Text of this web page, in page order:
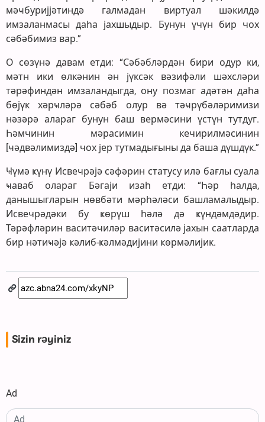
мәҹбуријјәтиндә галмадан виртуал шәкилдә
имзаланмасы даһа јахшыдыр. Бунун үчүн бир чох
сәбәбимиз вар.”
О сөзүнә давам етди: “Сәбәбләрдән бири одур ки,
мәтн ики өлкәнин ән јүксәк вәзифәли шәхсләри
тәрәфиндән имзаландыгда, ону позмаг адәтән даһа
бөјүк хәрҹләрә сәбәб олур вә тәҹрүбәләримизи
нәзәрә алараг бунун баш вермәсини үстүн тутдуг.
Һәмчинин мәрасимин кечирилмәсинин
[ҹәдвәлимиздә] чох јер тутмадығыны да баша дүшдүк.”
Ҹүмә ҝүнү Исвечрәјә сәфәрин статусу илә бағлы суала
ҹаваб олараг Бәгаји изаһ етди: “Һәр һалда,
данышыгларын нөвбәти мәрһәләси башламалыдыр.
Исвечрәдәки бу ҝөрүш һәлә дә ҝүндәмдәдир.
Тәрәфләрин васитәчиләр васитәсилә јахын саатларда
бир нәтиҹәјә ҝәлиб-ҝәлмәдијини ҝөрмәлијик.
Sizin rəyiniz
Ad